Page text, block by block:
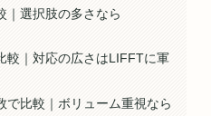
選択肢の多さなら
｜対応の広さはLIFFTに軍
比較｜ボリューム重視なら